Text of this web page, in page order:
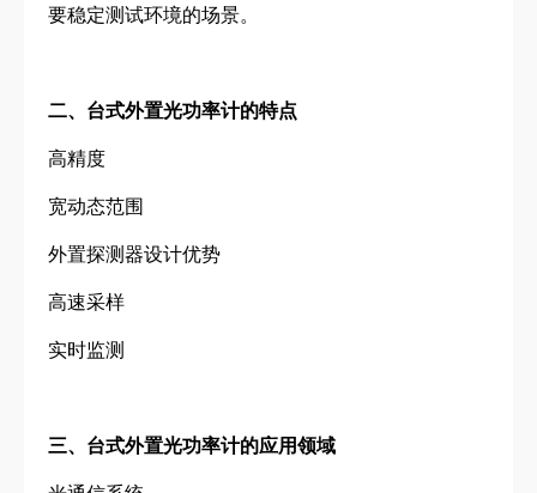
要稳定测试环境的场景。
二、台式外置光功率计的特点
高精度
宽动态范围
外置探测器设计优势
高速采样
实时监测
三、台式外置光功率计的应用领域